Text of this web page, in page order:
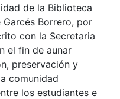
de la Biblioteca
Borrero, por
con la Secretaria
el fin de aunar
preservación y
comunidad
los estudiantes e